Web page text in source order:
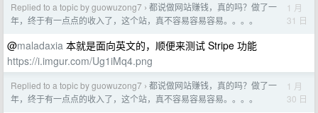
Replied to a topic by guowuzong7 › 都说做网站赚钱，真的吗？做了一
年，终于有一点点的收入了，这个站，真不容易容易容易。。。。
1 月
31 日
@maladaxia 本就是面向英文的，顺便来测试 Stripe 功能
https://i.imgur.com/Ug1iMq4.png
Replied to a topic by guowuzong7 › 都说做网站赚钱，真的吗？做了一
年，终于有一点点的收入了，这个站，真不容易容易容易。。。。
1 月
30 日